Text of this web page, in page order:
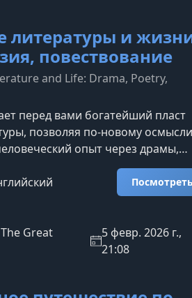
но насыщенную
литературы и
повествование
and Life: Drama, Poetry,
перед вами богатейший пласт
позволяя по-новому
опыт через драмы,
тексты.Что делает
к пониманию мираВеликие
античных трагедий до
Они становятся
раскрываются самые глубокие
любовь, страх, страсть, с
Посмотреть
Great
5 февр. 2026 г.,
21:08